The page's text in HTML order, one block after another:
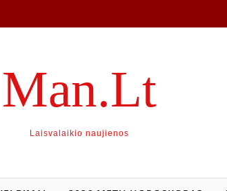
Man.Lt
Laisvalaikio naujienos